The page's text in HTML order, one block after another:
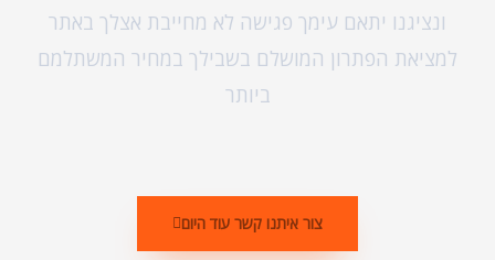
ונציגנו יתאם עימך פגישה לא מחייבת אצלך באתר
למציאת הפתרון המושלם בשבילך במחיר המשתלמם
ביותר
צור איתנו קשר עוד היום​